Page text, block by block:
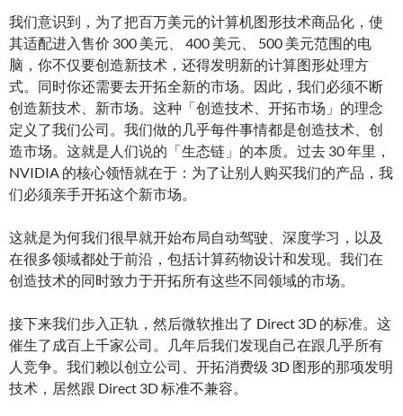
我们意识到，为了把百万美元的计算机图形技术商品化，使
其适配进入售价 300 美元、 400 美元、 500 美元范围的电
脑，你不仅要创造新技术，还得发明新的计算图形处理方
式。同时你还需要去开拓全新的市场。因此，我们必须不断
创造新技术、新市场。这种「创造技术、开拓市场」的理念
定义了我们公司。我们做的几乎每件事情都是创造技术、创
造市场。这就是人们说的「生态链」的本质。过去 30 年里，
NVIDIA 的核心领悟就在于：为了让别人购买我们的产品，我
们必须亲手开拓这个新市场。
这就是为何我们很早就开始布局自动驾驶、深度学习，以及
在很多领域都处于前沿，包括计算药物设计和发现。我们在
创造技术的同时致力于开拓所有这些不同领域的市场。
接下来我们步入正轨，然后微软推出了 Direct 3D 的标准。这
催生了成百上千家公司。几年后我们发现自己在跟几乎所有
人竞争。我们赖以创立公司、开拓消费级 3D 图形的那项发明
技术，居然跟 Direct 3D 标准不兼容。